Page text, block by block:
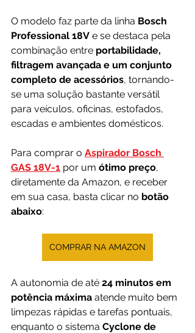
O modelo faz parte da linha Bosch
Professional 18V e se destaca pela
combinação entre portabilidade,
filtragem avançada e um conjunto
completo de acessórios, tornando-
se uma solução bastante versátil
para veículos, oficinas, estofados,
escadas e ambientes domésticos.
Para comprar o Aspirador Bosch
GAS 18V-1 por um ótimo preço,
diretamente da Amazon, e receber
em sua casa, basta clicar no botão
abaixo:
COMPRAR NA AMAZON
A autonomia de até 24 minutos em
potência máxima atende muito bem
limpezas rápidas e tarefas pontuais,
enquanto o sistema Cyclone de